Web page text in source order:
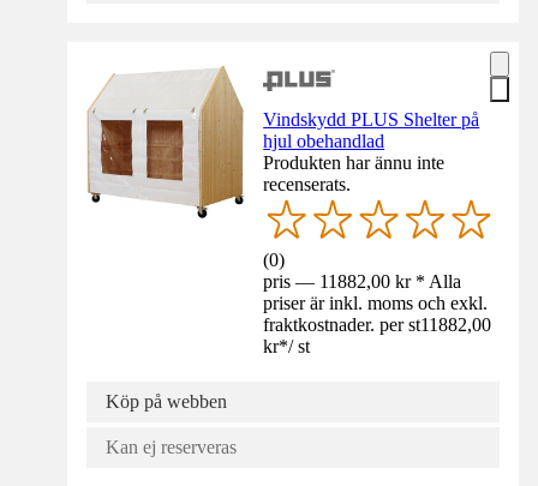
Vindskydd PLUS Shelter på
hjul obehandlad
Produkten har ännu inte
recenserats.
(0)
pris — 11882,00 kr * Alla
priser är inkl. moms och exkl.
fraktkostnader. per st11882,00
kr*/ st
Köp på webben
Kan ej reserveras